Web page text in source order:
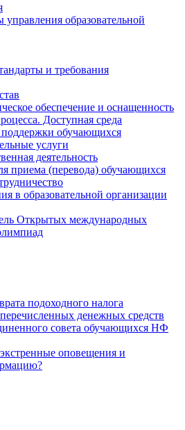
образовательной
и требования
обеспечение и оснащенность
Доступная среда
обучающихся
услуги
деятельность
приема (перевода) обучающихся
в образовательной организации
Открытых международных
подоходного налога
денежных средств
совета обучающихся НФ
оповещения и